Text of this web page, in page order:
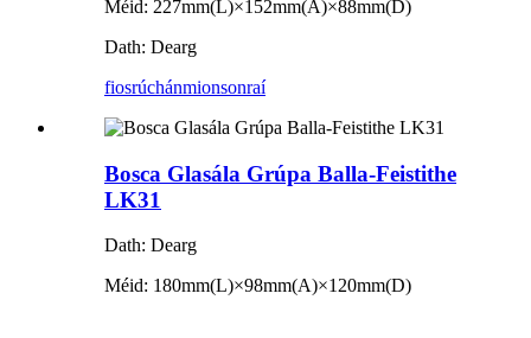
Méid: 227mm(L)×152mm(A)×88mm(D)
Dath: Dearg
fiosrúchánmionsonraí
Bosca Glasála Grúpa Balla-Feistithe
LK31
Dath: Dearg
Méid: 180mm(L)×98mm(A)×120mm(D)